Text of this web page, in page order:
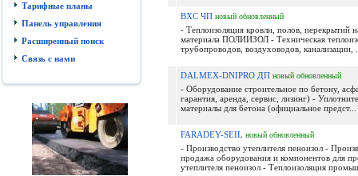
Тарифные планы
Панель управления
Расширенный поиск
Связь с нами
BXС ЧП новый обновленный
- Теплоизоляция кровли, полов, перекрытий
материала ПОЛИИЗОЛ - Техническая
трубопроводов, воздуховодов, канализации,
DALMEX-DNIPRO ДП новый обновленный
- Оборудование строительное по бетону,
гарантия, аренда, сервис, лизинг) -
материалы для бетона (официальное предст...
FARADEY-SEIL новый обновленный
- Производство утеплителя пеноизол -
продажа оборудования и компонентов для
утеплителя пеноизол - Теплоизоляция